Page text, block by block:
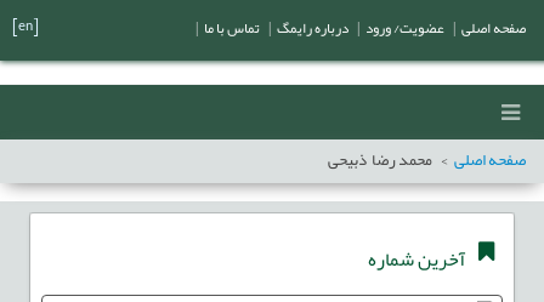
صفحه اصلی محمد رضا ذبیحی
آخرین شماره
صفحه اصلی عضویت/ ورود درباره رایمگ تماس با ما